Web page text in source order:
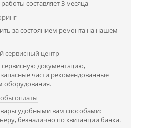
составляет 3 месяца
за состоянием ремонта на нашем
сервисный центр
документацию,
части рекомендованные
оборудования.
оплаты
удобными вам способами:
безналично по квитанции банка.